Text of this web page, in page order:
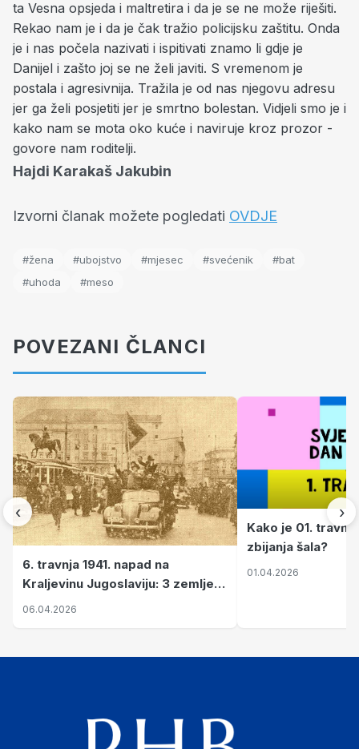
ta Vesna opsjeda i maltretira i da je se ne može riješiti.
Rekao nam je i da je čak tražio policijsku zaštitu. Onda
je i nas počela nazivati i ispitivati znamo li gdje je
Danijel i zašto joj se ne želi javiti. S vremenom je
postala i agresivnija. Tražila je od nas njegovu adresu
jer ga želi posjetiti jer je smrtno bolestan. Vidjeli smo je i
kako nam se mota oko kuće i naviruje kroz prozor -
govore nam roditelji.
Hajdi Karakaš Jakubin
Izvorni članak možete pogledati OVDJE
#žena #ubojstvo #mjesec #svećenik
#bat
#uhoda
#meso
POVEZANI ČLANCI
‹
6. travnja 1941. napad na
Kraljevinu Jugoslaviju: 3 zemlje
nastale njenim raspadom
06.04.2026
Kako je 01.
zbijanja šala?
01.04.2026
›